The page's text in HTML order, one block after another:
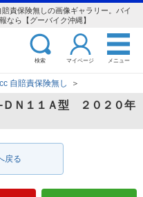
責保険無しの画像ギャラリー。バイ
なら【グーバイク沖縄】
検索 マイページ メニュー
自賠責保険無し ＞
Ｎ１１Ａ型 ２０２０年
戻る